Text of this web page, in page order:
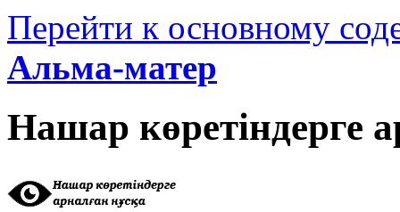
Перейти к основному
Альма-матер
Нашар көретіндерге